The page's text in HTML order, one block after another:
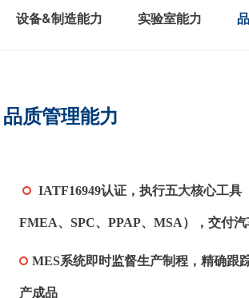
设备&制造能力 实验室能力
品质管理能力
IATF16949认证，执行五大核心工具
FMEA、SPC、PPAP、MSA），交付
MES系统即时监督生产制程，精确跟
产成品